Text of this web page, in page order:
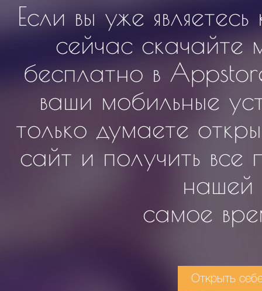
Если вы уже
сейчас скачайте
бесплатно в
ваши мобильные
только думаете
сайт и получить
нашей
самое
Открыть